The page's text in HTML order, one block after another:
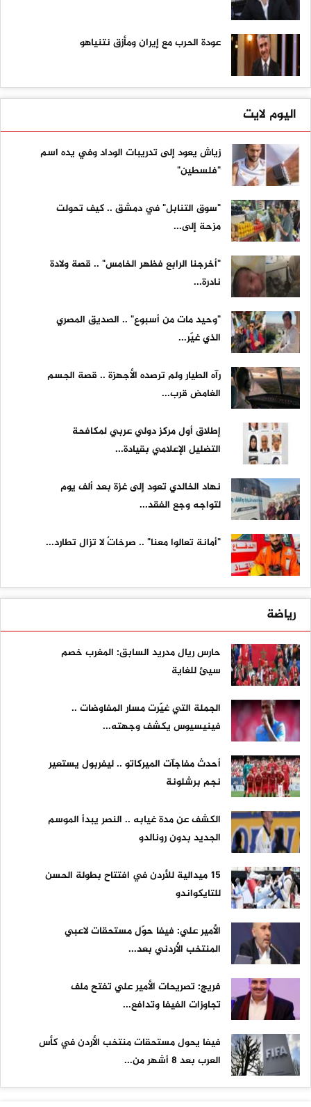
عودة الحرب مع إيران ومأزق نتنياهو
اليوم لايت
زياش يعود إلى تدريبات الوداد وفي يده اسم
"فلسطين"
"سوق التنابل" في دمشق .. كيف تحولت
مزحة إلى...
"أخرجنا الرابع فظهر الخامس" .. قصة ولادة
نادرة...
"وحيد مات من أسبوع" .. الصديق المصري
الذي غيّر...
رآه الطيار ولم ترصده الأجهزة .. قصة الجسم
الغامض قرب...
إطلاق أول مركز دولي عربي لمكافحة
التضليل الإعلامي بقيادة...
نهاد الخالدي تعود إلى غزة بعد ألف يوم
لتواجه وجع الفقد...
"أمانة تعالوا معنا" .. صرخاتٌ لا تزال تطارد...
رياضة
حارس ريال مدريد السابق: المغرب خصم
سيئ للغاية
الجملة التي غيّرت مسار المفاوضات ..
فينيسيوس يكشف وجهته...
أحدث مفاجآت الميركاتو .. ليفربول يستعير
نجم برشلونة
الكشف عن مدة غيابه .. النصر يبدأ الموسم
الجديد بدون رونالدو
15 ميدالية للأردن في افتتاح بطولة الحسن
للتايكواندو
الأمير علي: فيفا حوّل مستحقات لاعبي
المنتخب الأردني بعد...
فريج: تصريحات الأمير علي تفتح ملف
تجاوزات الفيفا وتدافع...
فيفا يحول مستحقات منتخب الأردن في كأس
العرب بعد 8 أشهر من...